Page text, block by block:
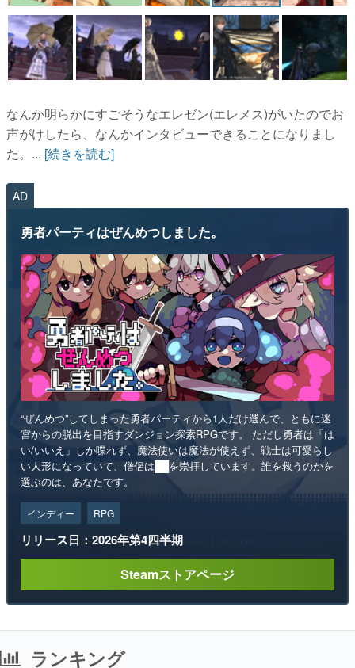
なんか明らかにすごそうなエレゼン(エレメス)がいたのでお
声がけしたら、なんかインタビューできることになりまし
た。... [続きを読む]
AD
勇者パーティはぜんめつしました。
“ぜんめつ”してしまった勇者パーティから1人だけ選んで、ともに迷
宮からの脱出を目指すダンジョン探索RPGです。 ただし勇者は「は
い/いいえ」しか喋れず、魔法使いは魔法が使えず、戦士は可愛らし
い人形になっていて、僧侶は██を崇拝しています。誰を救うのかを
選ぶのは、あなたです。
インディー RPG
リリース日：2026年第4四半期
Steamストアページ
ランキング